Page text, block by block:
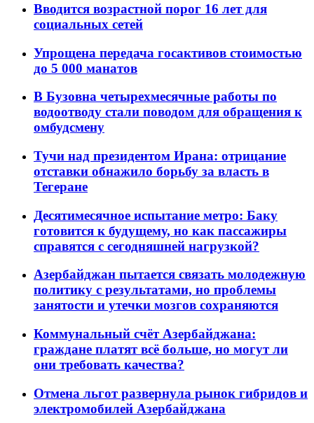
Вводится возрастной порог 16 лет для
социальных сетей
Упрощена передача госактивов стоимостью
до 5 000 манатов
В Бузовна четырехмесячные работы по
водоотводу стали поводом для обращения к
омбудсмену
Тучи над президентом Ирана: отрицание
отставки обнажило борьбу за власть в
Тегеране
Десятимесячное испытание метро: Баку
готовится к будущему, но как пассажиры
справятся с сегодняшней нагрузкой?
Азербайджан пытается связать молодежную
политику с результатами, но проблемы
занятости и утечки мозгов сохраняются
Коммунальный счёт Азербайджана:
граждане платят всё больше, но могут ли
они требовать качества?
Отмена льгот развернула рынок гибридов и
электромобилей Азербайджана